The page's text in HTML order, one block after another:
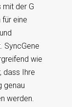
mit der G
für eine
SyncGene
wie
dass Ihre
genau
werden.